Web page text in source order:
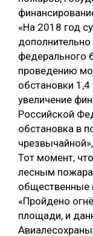
«На 2018 год
федерального
проведению
обстановки
увеличение
Российской
обстановка в
Тот момент,
лесным
общественные
«Пройдено
площади, и